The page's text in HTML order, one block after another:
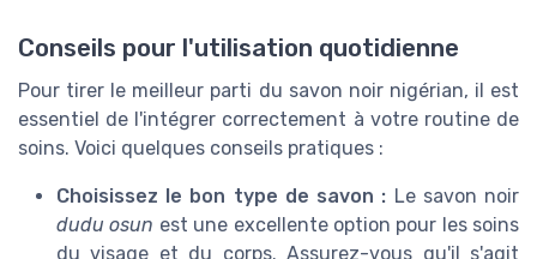
Conseils pour l'utilisation quotidienne
Pour tirer le meilleur parti du savon noir nigérian, il est
essentiel de l'intégrer correctement à votre routine de
soins. Voici quelques conseils pratiques :
Choisissez le bon type de savon : Le savon noir
dudu osun est une excellente option pour les soins
du visage et du corps. Assurez-vous qu'il s'agit